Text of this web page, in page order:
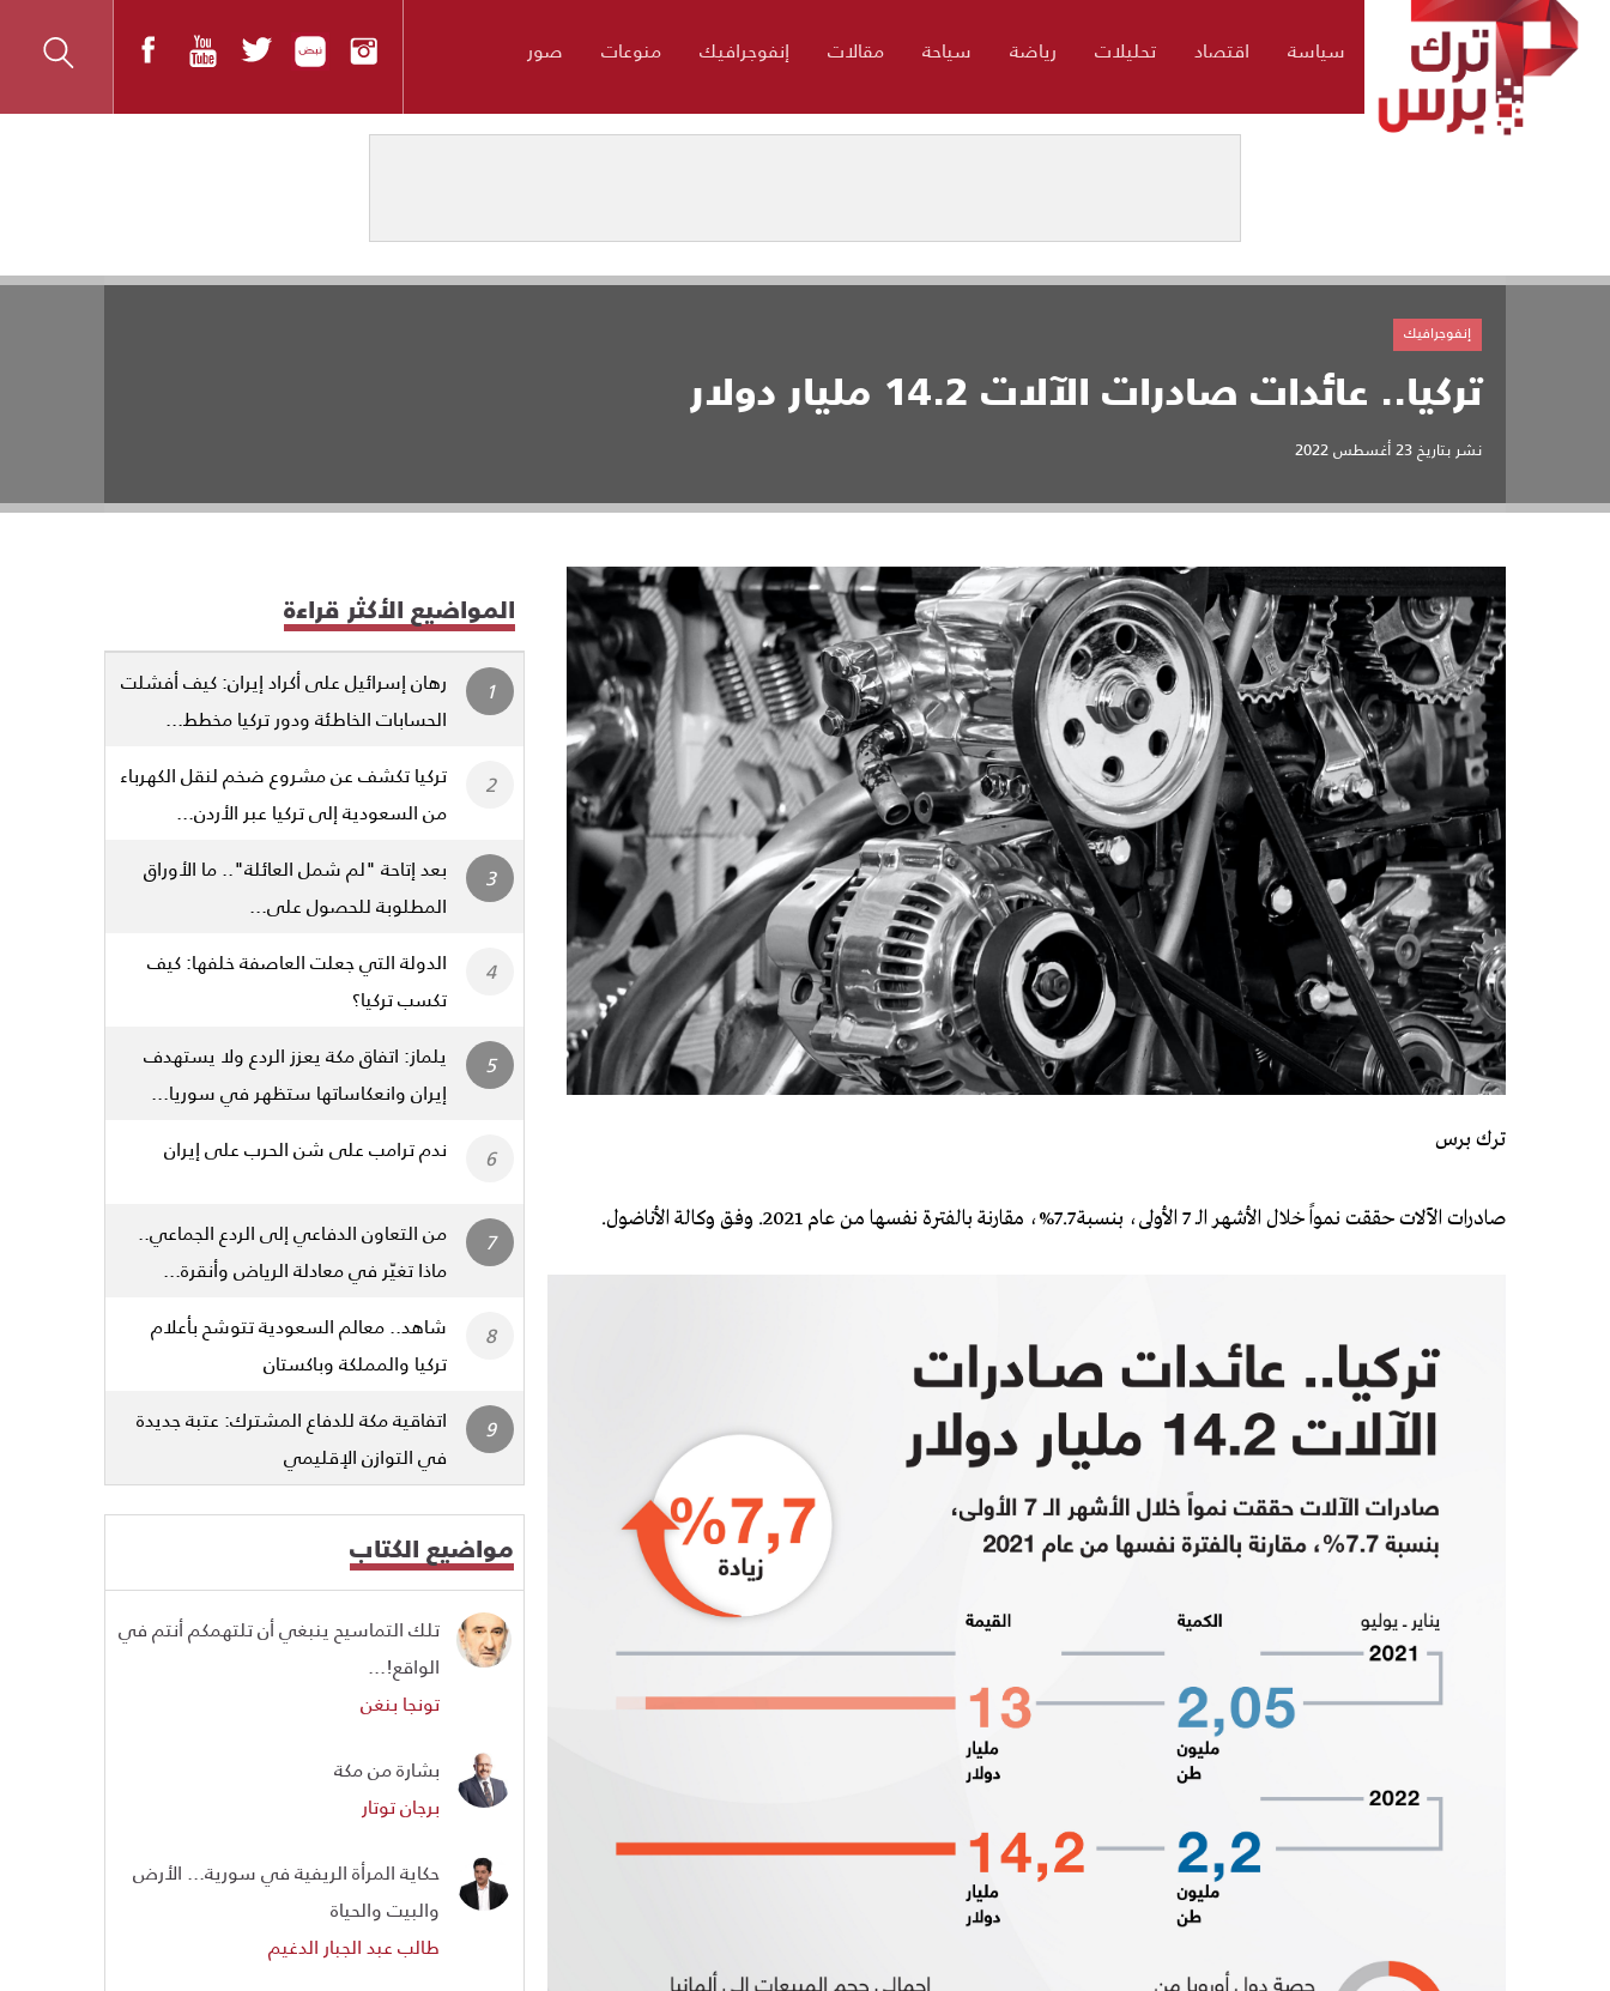
سياسة اقتصاد تحليلات رياضة سياحة مقالات إنفوجرافيك منوعات صور
تركيا.. عائدات صادرات الآلات 14.2 مليار دولار
نشر بتاريخ23 أغسطس 2022
إنفوجرافيك
ترك برس
صادرات الآلات حققت نمواً خلال الأشهر الـ 7 الأولى، بنسبة 7.7%، مقارنة بالفترة نفسها من عام 2021. وفق وكالة الأناضول.
المواضيع الأكثر قراءة
رهان إسرائيل على أكراد إيران: كيف أفشلت
الحسابات الخاطئة ودور تركيا مخطط...
تركيا تكشف عن مشروع ضخم لنقل الكهرباء
من السعودية إلى تركيا عبر الأردن...
بعد إتاحة "لم شمل العائلة".. ما الأوراق
المطلوبة للحصول على...
الدولة التي جعلت العاصفة خلفها: كيف
تكسب تركيا؟
يلماز: اتفاق مكة يعزز الردع ولا يستهدف
إيران وانعكاساتها ستظهر في سوريا...
ندم ترامب على شن الحرب على إيران
من التعاون الدفاعي إلى الردع الجماعي..
ماذا تغيّر في معادلة الرياض وأنقرة...
شاهد.. معالم السعودية تتوشح بأعلام
تركيا والمملكة وباكستان
اتفاقية مكة للدفاع المشترك: عتبة جديدة
في التوازن الإقليمي
مواضيع الكتاب
تلك التماسيح ينبغي أن تلتهمكم أنتم في
الواقع!...
تونجا بنغن
بشارة من مكة
برجان توتار
حكاية المرأة الريفية في سورية... الأرض
والبيت والحياة
طالب عبد الجبار الدغيم